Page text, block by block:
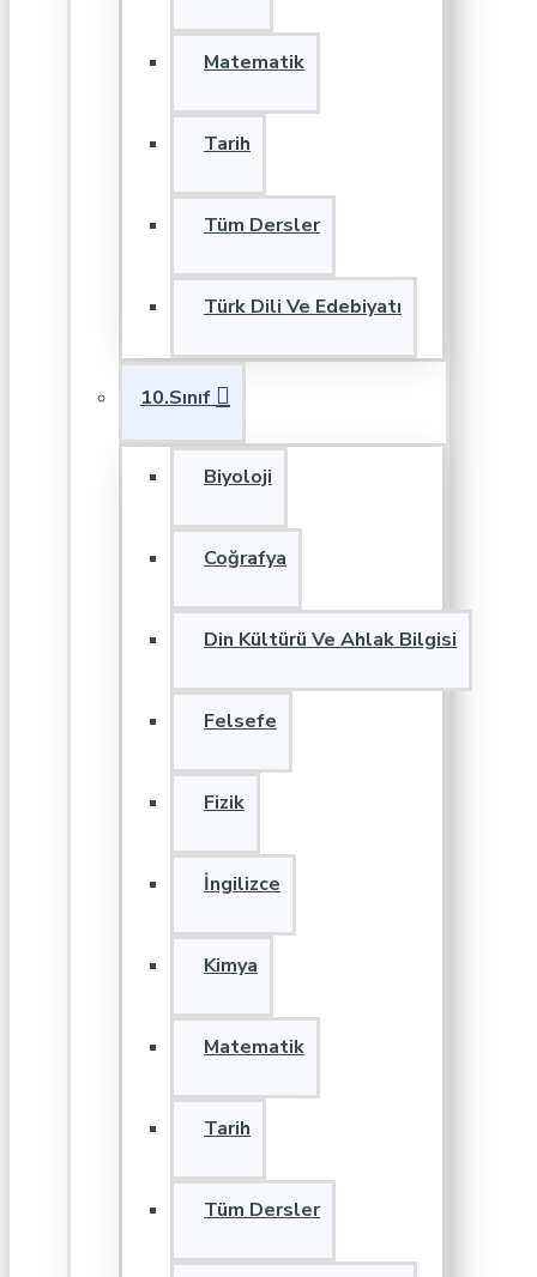
Matematik
Tarih
Tüm Dersler
Türk Dili Ve Edebiyatı
10.Sınıf
Biyoloji
Coğrafya
Din Kültürü Ve Ahlak Bilgisi
Felsefe
Fizik
İngilizce
Kimya
Matematik
Tarih
Tüm Dersler